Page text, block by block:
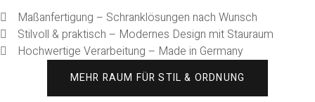
Maßanfertigung – Schranklösungen nach Wunsch
Stilvoll & praktisch – Modernes Design mit Stauraum
Hochwertige Verarbeitung – Made in Germany
MEHR RAUM FÜR STIL & ORDNUNG